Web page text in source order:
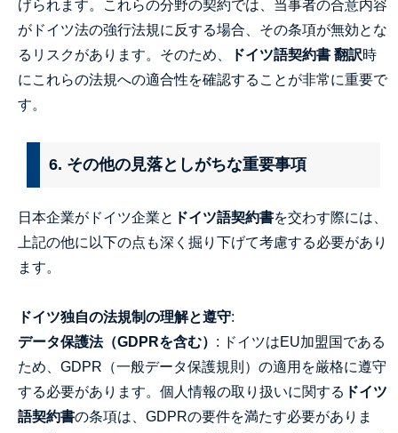
げられます。これらの分野の契約では、当事者の合意内容
がドイツ法の強行法規に反する場合、その条項が無効とな
るリスクがあります。そのため、
ドイツ語契約書 翻訳時
にこれらの法規への適合性を確認することが非常に重要で
す。
6. その他の見落としがちな重要事項
日本企業がドイツ企業と ドイツ語契約書を交わす際には、
上記の他に以下の点も深く掘り下げて考慮する必要があり
ます。
ドイツ独自の法規制の理解と遵守:
データ保護法（GDPRを含む） : ドイツはEU加盟国である
ため、GDPR（一般データ保護規則）の適用を厳格に遵守
する必要があります。個人情報の取り扱いに関する ドイツ
語契約書の条項は、GDPRの要件を満たす必要がありま